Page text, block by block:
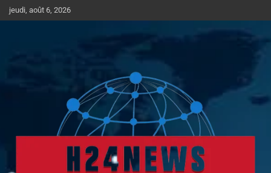
Aller
au
jeudi, août 6, 2026